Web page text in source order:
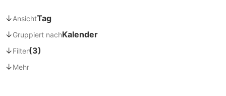
↓AnsichtTag
↓Gruppiert nachKalender
↓Filter(3)
↓Mehr